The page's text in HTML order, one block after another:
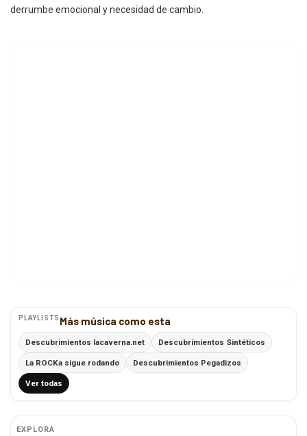
derrumbe emocional y necesidad de cambio.
PLAYLISTS Más música como esta
Descubrimientos lacaverna.net Descubrimientos Sintéticos
La ROCKa sigue rodando Descubrimientos Pegadizos
Ver todas
EXPLORA